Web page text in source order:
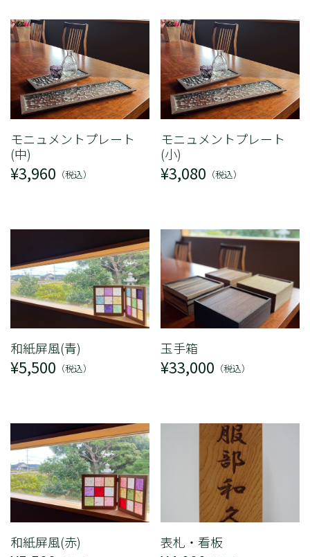
モニュメントプレート
(中)
¥3,960 （税込）
モニュメントプレート
(小)
¥3,080 （税込）
和紙屏風(青)
¥5,500 （税込）
玉手箱
¥33,000 （税込）
和紙屏風(赤) 表札・看板